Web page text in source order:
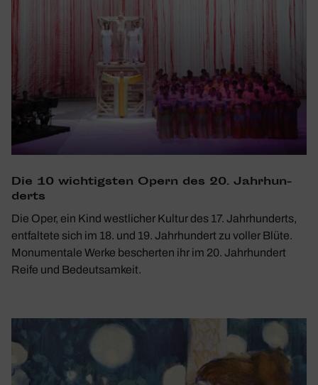
Die 10 wich­tigsten Opern des 20. Jahr­hun­
derts
Die Oper, ein Kind westlicher Kultur des 17. Jahrhunderts,
entfaltete sich im 18. und 19. Jahrhundert zu voller Blüte.
Monumentale Werke bescherten ihr im 20. Jahrhundert
Reife und Bedeutsamkeit.